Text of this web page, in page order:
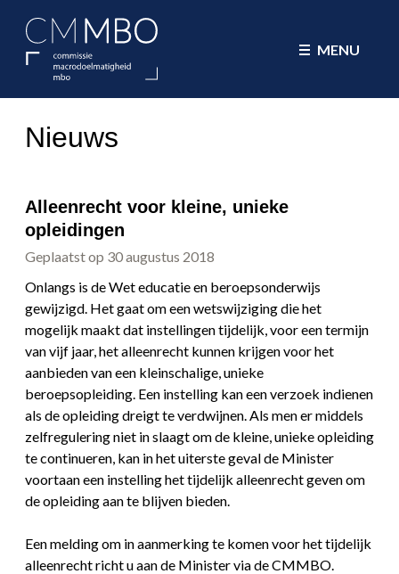
MENU
Nieuws
Alleenrecht voor kleine, unieke
opleidingen
Geplaatst op 30 augustus 2018
Onlangs is de Wet educatie en beroepsonderwijs
gewijzigd. Het gaat om een wetswijziging die het
mogelijk maakt dat instellingen tijdelijk, voor een termijn
van vijf jaar, het alleenrecht kunnen krijgen voor het
aanbieden van een kleinschalige, unieke
beroepsopleiding. Een instelling kan een verzoek indienen
als de opleiding dreigt te verdwijnen. Als men er middels
zelfregulering niet in slaagt om de kleine, unieke opleiding
te continueren, kan in het uiterste geval de Minister
voortaan een instelling het tijdelijk alleenrecht geven om
de opleiding aan te blijven bieden.
Een melding om in aanmerking te komen voor het tijdelijk
alleenrecht richt u aan de Minister via de CMMBO.